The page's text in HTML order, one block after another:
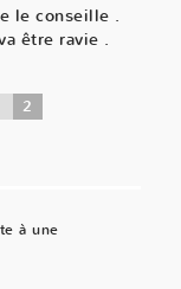
le conseille .
être ravie .
2
à une